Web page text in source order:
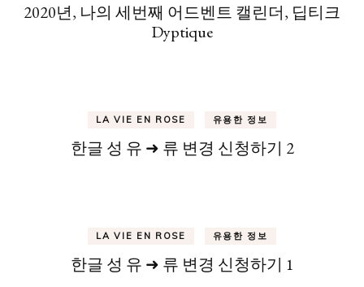
2020년, 나의 세번째 어드벤트 캘린더, 딥티크
Dyptique
LA VIE EN ROSE 유용한 정보
한글 성 유 ➜ 류 변경 신청하기 2
LA VIE EN ROSE 유용한 정보
한글 성 유 ➜ 류 변경 신청하기 1